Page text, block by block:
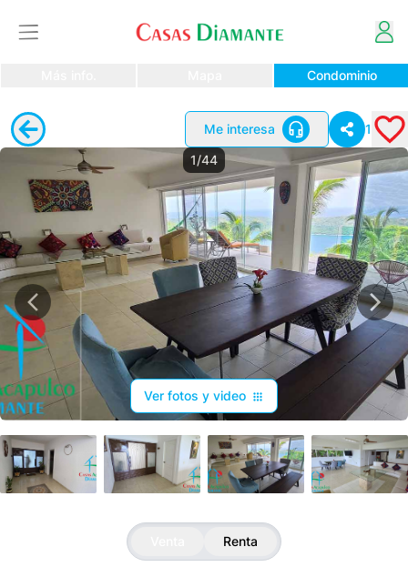
Condominio
Me interesa
1
1/44
Ver fotos y video
Renta